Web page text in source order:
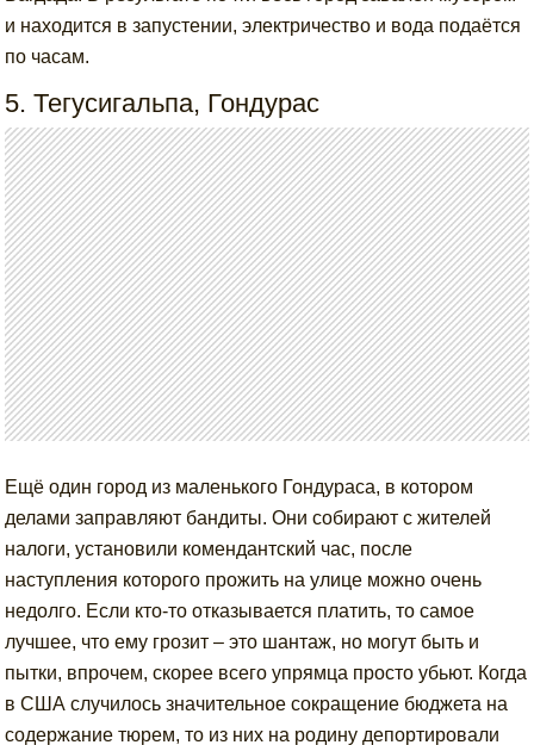
и находится в запустении, электричество и вода подаётся
по часам.
5. Тегусигальпа, Гондурас
Ещё один город из маленького Гондураса, в котором
делами заправляют бандиты. Они собирают с жителей
налоги, установили комендантский час, после
наступления которого прожить на улице можно очень
недолго. Если кто-то отказывается платить, то самое
лучшее, что ему грозит – это шантаж, но могут быть и
пытки, впрочем, скорее всего упрямца просто убьют. Когда
в США случилось значительное сокращение бюджета на
содержание тюрем, то из них на родину депортировали